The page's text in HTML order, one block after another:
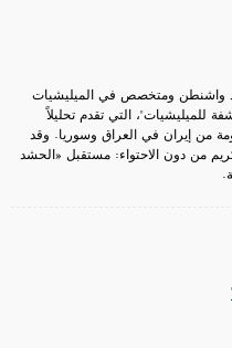
واشنطن ومتخصص في الميليشيات
للميليشيات"، التي تقدم تحليلاً
من إيران في العراق وسوريا. وقد
دراسة المعهد لعام 2020 "التكريم من دون الاحتواء: مستقبل «الحشد